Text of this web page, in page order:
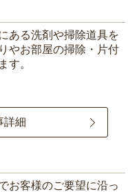
ある洗剤や掃除道具を
やお部屋の掃除・片付
す。
詳細
お客様のご要望に沿っ